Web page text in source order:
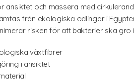
ansiktet och massera med
från ekologiska odlingar i
risken för att bakterier ska gro
växtfibrer
i ansiktet